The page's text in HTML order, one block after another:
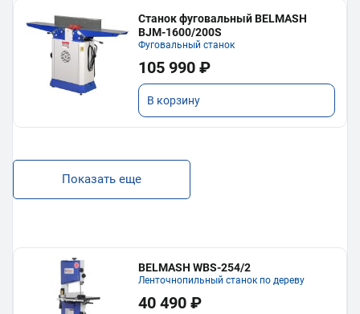
Станок фуговальный BELMASH
BJM-1600/200S
Фуговальный станок
105 990 ₽
В корзину
Показать еще
BELMASH WBS-254/2
Ленточнопильный станок по дереву
40 490 ₽